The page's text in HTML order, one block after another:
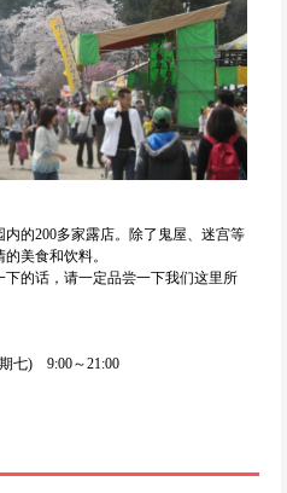
的200多家露店。除了鬼屋、迷宫等
美食和饮料。
的话，请一定品尝一下我们这里所
七) 9:00～21:00